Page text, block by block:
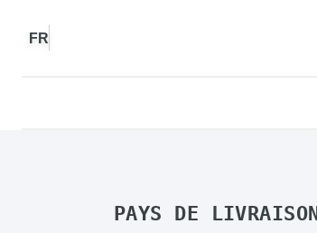
Choisissez un autre pays
FR
PAYS DE